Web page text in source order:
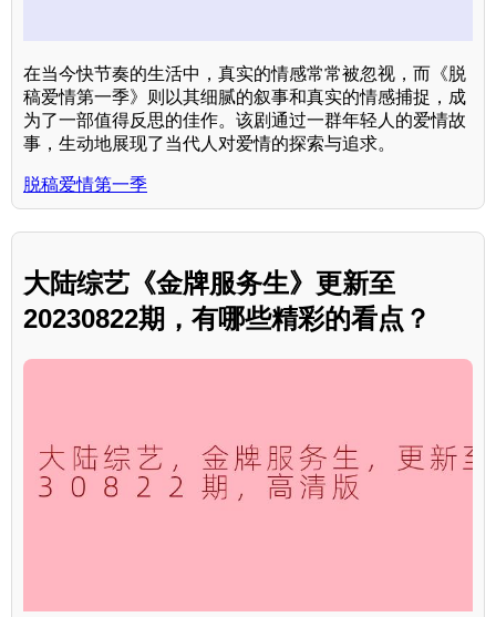
在当今快节奏的生活中，真实的情感常常被忽视，而《脱
稿爱情第一季》则以其细腻的叙事和真实的情感捕捉，成
为了一部值得反思的佳作。该剧通过一群年轻人的爱情故
事，生动地展现了当代人对爱情的探索与追求。
脱稿爱情第一季
大陆综艺《金牌服务生》更新至
20230822期，有哪些精彩的看点？